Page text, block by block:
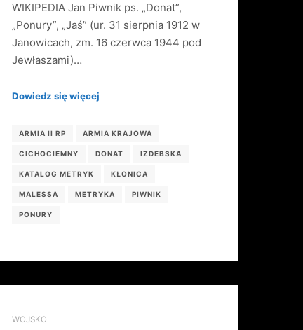
WIKIPEDIA Jan Piwnik ps. „Donat”,
„Ponury”, „Jaś” (ur. 31 sierpnia 1912 w
Janowicach, zm. 16 czerwca 1944 pod
Jewłaszami)…
Dowiedz się więcej
ARMIA II RP ARMIA KRAJOWA
CICHOCIEMNY DONAT IZDEBSKA
KATALOG METRYK KŁONICA
MALESSA METRYKA PIWNIK
PONURY
WOJSKO